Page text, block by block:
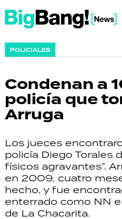
POLICIALES
Condenan a
policía que
Arruga
Los jueces
policía Diego Torales
físicos agravantes”.
en 2009, cuatro
hecho, y fue
enterrado como NN
de La Chacarita.
SHOW
ACTUALIDAD
POLICIALES
ECONOMÍA
GRAN
SALUD
DEPORTES